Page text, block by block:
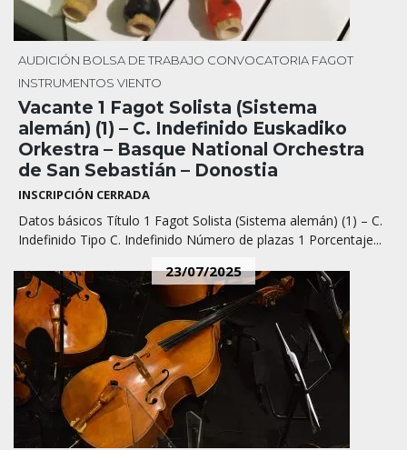
AUDICIÓN BOLSA DE TRABAJO CONVOCATORIA FAGOT
INSTRUMENTOS VIENTO
Vacante 1 Fagot Solista (Sistema
alemán) (1) – C. Indefinido Euskadiko
Orkestra – Basque National Orchestra
de San Sebastián – Donostia
INSCRIPCIÓN CERRADA
Datos básicos Título 1 Fagot Solista (Sistema alemán) (1) – C.
Indefinido Tipo C. Indefinido Número de plazas 1 Porcentaje...
23/07/2025